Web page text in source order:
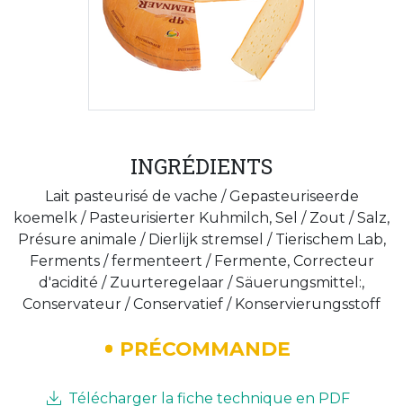
INGRÉDIENTS
Lait pasteurisé de vache / Gepasteuriseerde
koemelk / Pasteurisierter Kuhmilch, Sel / Zout / Salz,
Présure animale / Dierlijk stremsel / Tierischem Lab,
Ferments / fermenteert / Fermente, Correcteur
d'acidité / Zuurteregelaar / Säuerungsmittel:,
Conservateur / Conservatief / Konservierungsstoff
PRÉCOMMANDE
Télécharger la fiche technique en PDF